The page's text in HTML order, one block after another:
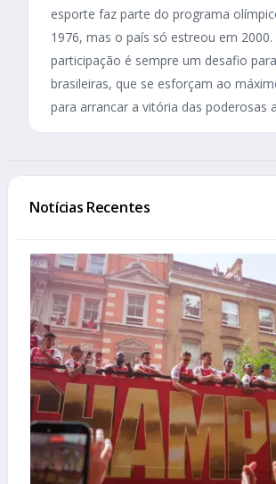
esporte faz parte do programa
1976, mas o país só estreou em 2000.
participação é sempre um desafio
brasileiras, que se esforçam ao
para arrancar a vitória das poderosas
Notícias Recentes